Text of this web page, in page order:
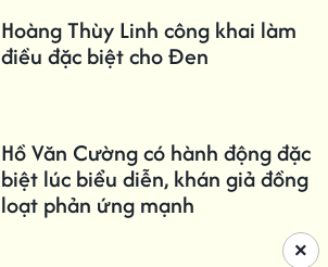
Hoàng Thùy Linh công khai làm
điều đặc biệt cho Đen
Hồ Văn Cường có hành động đặc
biệt lúc biểu diễn, khán giả đồng
loạt phản ứng mạnh
×